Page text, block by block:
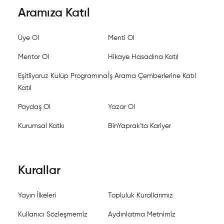
Aramıza Katıl
Üye Ol Menti Ol
Mentor Ol Hikaye Hasadına Katıl
Eşitliyoruz Kulüp Programına
Katıl
İş Arama Çemberlerine Katıl
Paydaş Ol Yazar Ol
Kurumsal Katkı BinYaprak'ta Kariyer
Kurallar
Yayın İlkeleri Topluluk Kurallarımız
Kullanıcı Sözleşmemiz Aydınlatma Metnimiz